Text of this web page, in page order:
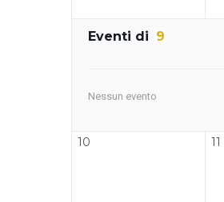
Eventi di 9
Nessun evento
10 11